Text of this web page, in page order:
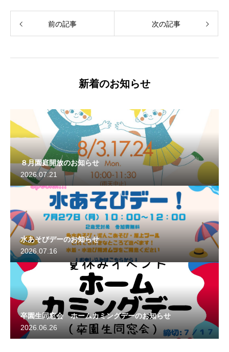
前の記事 次の記事
新着のお知らせ
８月園庭開放のお知らせ
2026.07.21
水あそびデーのお知らせ
2026.07.16
卒園生同窓会 ホームカミングデーのお知らせ
2026.06.26